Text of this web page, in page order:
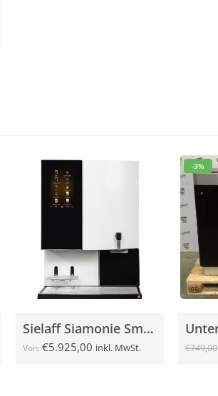
Sielaff Siamonie Smart OCS Duo
Von: €5.925,00 inkl. MwSt.
-3%
€749,00